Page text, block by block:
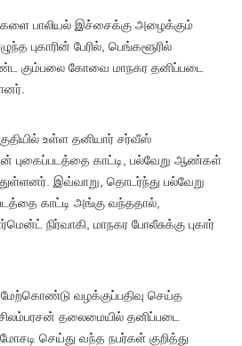
பாலியல் இச்சைக்கு அழைக்கும்
புகாரின் பேரில், பெங்களூரில்
கும்பலை கோவை மாநகர தனிப்படை
உள்ள தனியார் சர்வீஸ்
புகைப்படத்தை காட்டி, பல்வேறு ஆண்கள்
இவ்வாறு, தொடர்ந்து பல்வேறு
காட்டி அங்கு வந்ததால்,
நிர்வாகி, மாநகர போலீசுக்கு புகார்
வழக்குப்பதிவு செய்த
தலைமையில் தனிப்படை
செய்து வந்த நபர்கள் குறித்து